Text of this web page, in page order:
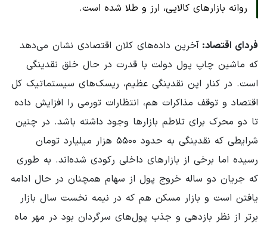
روانه بازارهای کالایی، ارز و طلا شده است.
فردای اقتصاد: آخرین داده‌های کلان اقتصادی نشان می‌دهد
که ماشین چاپ پول دولت با قدرت در حال خلق نقدینگی
است. در کنار این نقدینگی عظیم، ریسک‌های سیستماتیک کل
اقتصاد و توقف مذاکرات هم، انتظارات تورمی را افزایش داده
تا دو محرک برای تلاطم بازارها وجود داشته باشد. در چنین
شرایطی که نقدینگی به حدود ۵۵۰۰ هزار میلیارد تومان
رسیده اما برخی از بازارهای داخلی رکودی شده‌اند. به طوری
که جریان دو ساله خروج پول از سهام همچنان در حال ادامه
یافتن است و بازار مسکن هم که در نیمه نخست سال بازار
برتر از نظر بازدهی و جذب پول‌های سرگردان بود در مهر ماه